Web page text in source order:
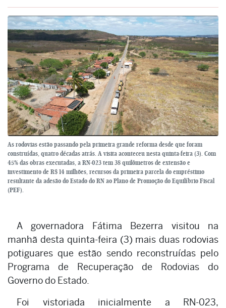
As rodovias estão passando pela primeira grande reforma desde que foram
construídas, quatro décadas atrás. A visita aconteceu nesta quinta-feira (3). Com
45% das obras executadas, a RN-023 tem 38 quilômetros de extensão e
investimento de R$ 14 milhões, recursos da primeira parcela do empréstimo
resultante da adesão do Estado do RN ao Plano de Promoção do Equilíbrio Fiscal
(PEF).
A governadora Fátima Bezerra visitou na
manhã desta quinta-feira (3) mais duas rodovias
potiguares que estão sendo reconstruídas pelo
Programa de Recuperação de Rodovias do
Governo do Estado.
Foi vistoriada inicialmente a RN-023,